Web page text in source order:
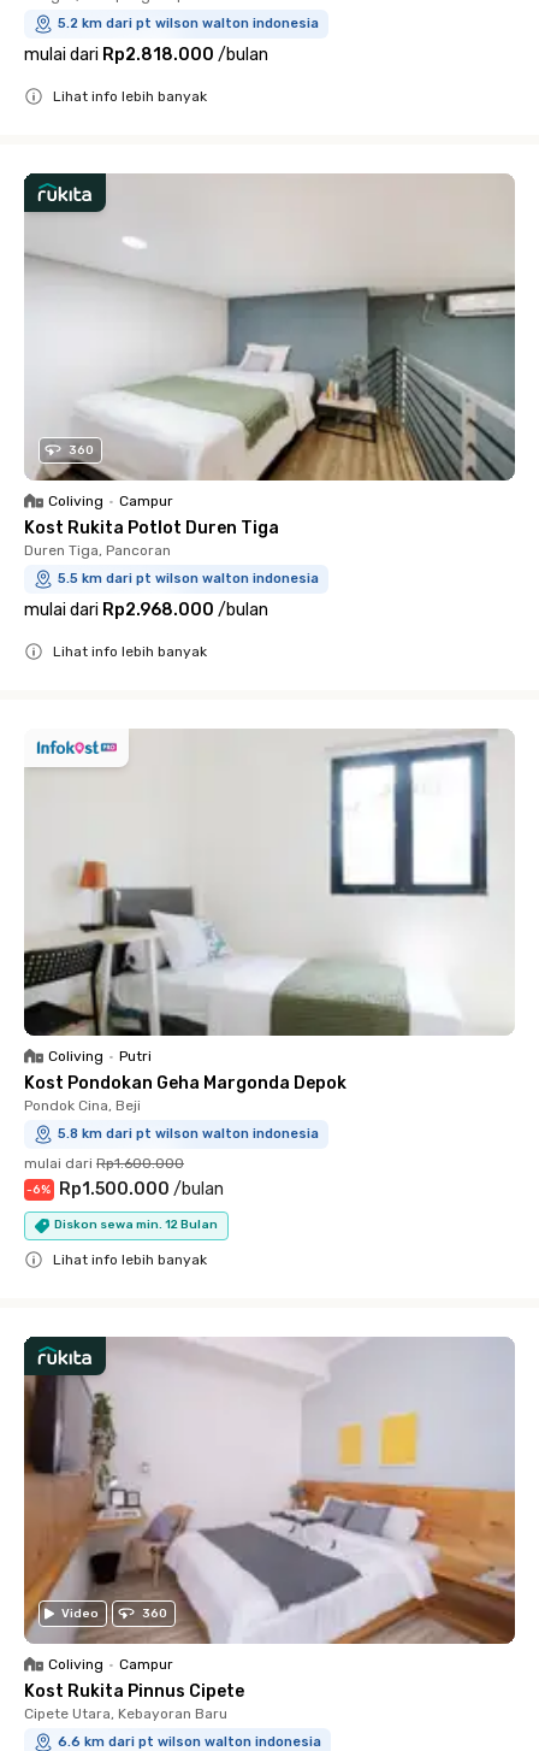
5.2 km dari pt wilson walton indonesia
mulai dari Rp2.818.000 /bulan
Lihat info lebih banyak
360
Coliving • Campur
Kost Rukita Potlot Duren Tiga
Duren Tiga, Pancoran
5.5 km dari pt wilson walton indonesia
mulai dari Rp2.968.000 /bulan
Lihat info lebih banyak
Coliving • Putri
Kost Pondokan Geha Margonda Depok
Pondok Cina, Beji
5.8 km dari pt wilson walton indonesia
mulai dari Rp1.600.000
-6% Rp1.500.000 /bulan
Diskon sewa min. 12 Bulan
Lihat info lebih banyak
Video 360
Coliving • Campur
Kost Rukita Pinnus Cipete
Cipete Utara, Kebayoran Baru
6.6 km dari pt wilson walton indonesia